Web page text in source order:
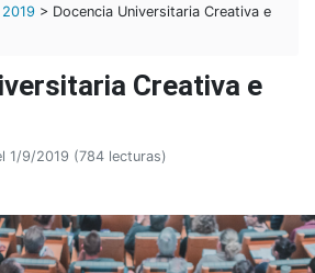
> Docencia Universitaria Creativa e
Creativa e
1/9/2019 (784 lecturas)